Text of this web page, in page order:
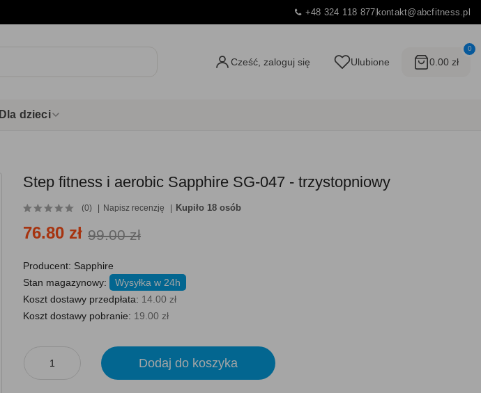
+48 324 118 877kontakt@abcfitness.pl
Cześć, zaloguj się Ulubione
0
0.00 zł
Dla dzieci
Step fitness i aerobic Sapphire SG-047 - trzystopniowy
(0) Napisz recenzję Kupiło 18 osób
76.80 zł 99.00 zł
Producent: Sapphire
Stan magazynowy:
Wysyłka w 24h
Koszt dostawy przedpłata: 14.00 zł
Koszt dostawy pobranie: 19.00 zł
Dodaj do koszyka